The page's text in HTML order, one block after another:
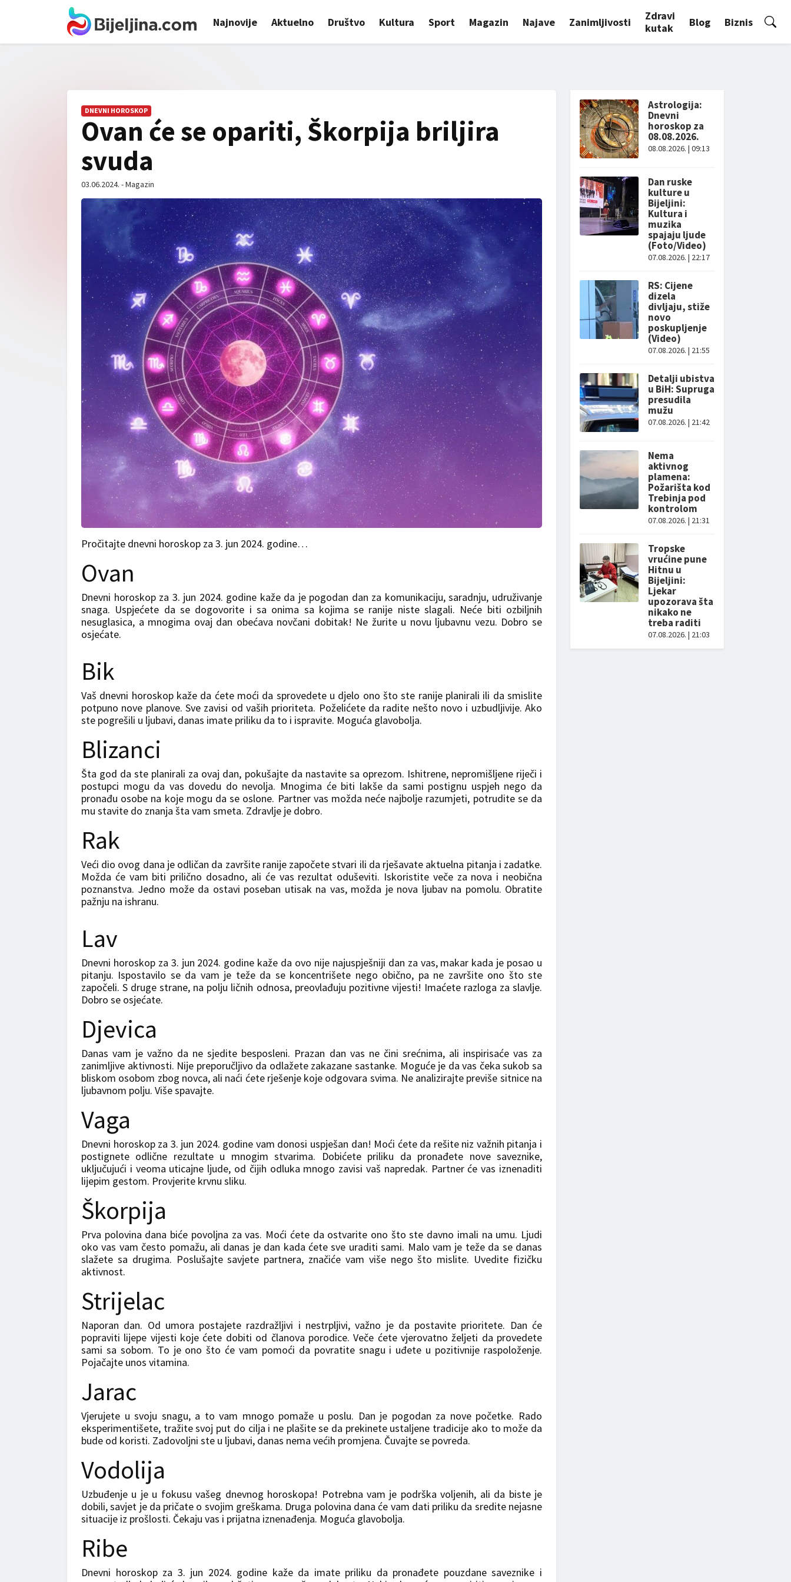
Najnovije Aktuelno Društvo Kultura Sport Magazin Najave Zanimljivosti
Zdravi
kutak
Blog Biznis
DNEVNI HOROSKOP
Ovan će se opariti, Škorpija briljira
svuda
03.06.2024. - Magazin
Pročitajte dnevni horoskop za 3. jun 2024. godine…
Ovan
Dnevni horoskop za 3. jun 2024. godine kaže da je pogodan dan za komunikaciju, saradnju, udruživanje
snaga. Uspjećete da se dogovorite i sa onima sa kojima se ranije niste slagali. Neće biti ozbiljnih
nesuglasica, a mnogima ovaj dan obećava novčani dobitak! Ne žurite u novu ljubavnu vezu. Dobro se
osjećate.
Bik
Vaš dnevni horoskop kaže da ćete moći da sprovedete u djelo ono što ste ranije planirali ili da smislite
potpuno nove planove. Sve zavisi od vaših prioriteta. Poželićete da radite nešto novo i uzbudljivije. Ako
ste pogrešili u ljubavi, danas imate priliku da to i ispravite. Moguća glavobolja.
Blizanci
Šta god da ste planirali za ovaj dan, pokušajte da nastavite sa oprezom. Ishitrene, nepromišljene riječi i
postupci mogu da vas dovedu do nevolja. Mnogima će biti lakše da sami postignu uspjeh nego da
pronađu osobe na koje mogu da se oslone. Partner vas možda neće najbolje razumjeti, potrudite se da
mu stavite do znanja šta vam smeta. Zdravlje je dobro.
Rak
Veći dio ovog dana je odličan da završite ranije započete stvari ili da rješavate aktuelna pitanja i zadatke.
Možda će vam biti prilično dosadno, ali će vas rezultat oduševiti. Iskoristite veče za nova i neobična
poznanstva. Jedno može da ostavi poseban utisak na vas, možda je nova ljubav na pomolu. Obratite
pažnju na ishranu.
Lav
Dnevni horoskop za 3. jun 2024. godine kaže da ovo nije najuspješniji dan za vas, makar kada je posao u
pitanju. Ispostavilo se da vam je teže da se koncentrišete nego obično, pa ne završite ono što ste
započeli. S druge strane, na polju ličnih odnosa, preovlađuju pozitivne vijesti! Imaćete razloga za slavlje.
Dobro se osjećate.
Djevica
Danas vam je važno da ne sjedite besposleni. Prazan dan vas ne čini srećnima, ali inspirisaće vas za
zanimljive aktivnosti. Nije preporučljivo da odlažete zakazane sastanke. Moguće je da vas čeka sukob sa
bliskom osobom zbog novca, ali naći ćete rješenje koje odgovara svima. Ne analizirajte previše sitnice na
ljubavnom polju. Više spavajte.
Vaga
Dnevni horoskop za 3. jun 2024. godine vam donosi uspješan dan! Moći ćete da rešite niz važnih pitanja i
postignete odlične rezultate u mnogim stvarima. Dobićete priliku da pronađete nove saveznike,
uključujući i veoma uticajne ljude, od čijih odluka mnogo zavisi vaš napredak. Partner će vas iznenaditi
lijepim gestom. Provjerite krvnu sliku.
Škorpija
Prva polovina dana biće povoljna za vas. Moći ćete da ostvarite ono što ste davno imali na umu. Ljudi
oko vas vam često pomažu, ali danas je dan kada ćete sve uraditi sami. Malo vam je teže da se danas
slažete sa drugima. Poslušajte savjete partnera, značiće vam više nego što mislite. Uvedite fizičku
aktivnost.
Strijelac
Naporan dan. Od umora postajete razdražljivi i nestrpljivi, važno je da postavite prioritete. Dan će
popraviti lijepe vijesti koje ćete dobiti od članova porodice. Veče ćete vjerovatno željeti da provedete
sami sa sobom. To je ono što će vam pomoći da povratite snagu i uđete u pozitivnije raspoloženje.
Pojačajte unos vitamina.
Jarac
Vjerujete u svoju snagu, a to vam mnogo pomaže u poslu. Dan je pogodan za nove početke. Rado
eksperimentišete, tražite svoj put do cilja i ne plašite se da prekinete ustaljene tradicije ako to može da
bude od koristi. Zadovoljni ste u ljubavi, danas nema većih promjena. Čuvajte se povreda.
Vodolija
Uzbuđenje u je u fokusu vašeg dnevnog horoskopa! Potrebna vam je podrška voljenih, ali da biste je
dobili, savjet je da pričate o svojim greškama. Druga polovina dana će vam dati priliku da sredite nejasne
situacije iz prošlosti. Čekaju vas i prijatna iznenađenja. Moguća glavobolja.
Ribe
Dnevni horoskop za 3. jun 2024. godine kaže da imate priliku da pronađete pouzdane saveznike i
Astrologija:
Dnevni
horoskop za
08.08.2026.
08.08.2026. | 09:13
Dan ruske
kulture u
Bijeljini:
Kultura i
muzika
spajaju ljude
(Foto/Video)
07.08.2026. | 22:17
RS: Cijene
dizela
divljaju, stiže
novo
poskupljenje
(Video)
07.08.2026. | 21:55
Detalji ubistva
u BiH: Supruga
presudila
mužu
07.08.2026. | 21:42
Nema
aktivnog
plamena:
Požarišta kod
Trebinja pod
kontrolom
07.08.2026. | 21:31
Tropske
vrućine pune
Hitnu u
Bijeljini:
Ljekar
upozorava šta
nikako ne
treba raditi
07.08.2026. | 21:03